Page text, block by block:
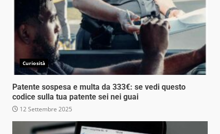
Curiosità
Patente sospesa e multa da 333€: se vedi questo
codice sulla tua patente sei nei guai
12 Settembre 2025